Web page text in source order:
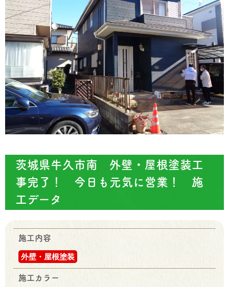
茨城県牛久市南 外壁・屋根塗装工
事完了！ 今日も元気に営業！ 施
工データ
施工内容
外壁・屋根塗装
施工カラー